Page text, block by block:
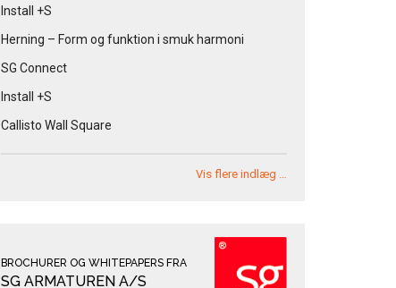
Install +S
Herning – Form og funktion i smuk harmoni
SG Connect
Install +S
Callisto Wall Square
Vis flere indlæg …
BROCHURER OG WHITEPAPERS FRA
SG ARMATUREN A/S